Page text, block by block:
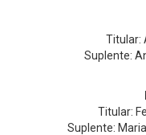
Titular:
Suplente:
Titular:
Suplente: